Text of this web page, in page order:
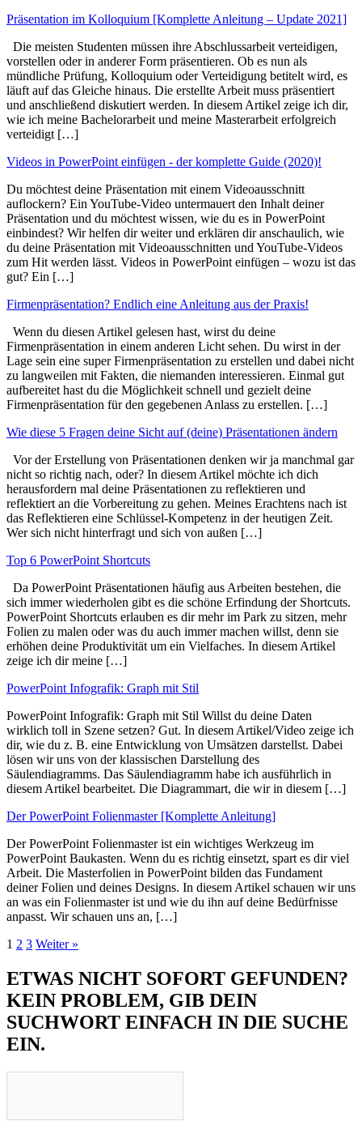
Präsentation im Kolloquium [Komplette Anleitung – Update 2021]
Die meisten Studenten müssen ihre Abschlussarbeit verteidigen,
vorstellen oder in anderer Form präsentieren. Ob es nun als
mündliche Prüfung, Kolloquium oder Verteidigung betitelt wird, es
läuft auf das Gleiche hinaus. Die erstellte Arbeit muss präsentiert
und anschließend diskutiert werden. In diesem Artikel zeige ich dir,
wie ich meine Bachelorarbeit und meine Masterarbeit erfolgreich
verteidigt […]
Videos in PowerPoint einfügen - der komplette Guide (2020)!
Du möchtest deine Präsentation mit einem Videoausschnitt
auflockern? Ein YouTube-Video untermauert den Inhalt deiner
Präsentation und du möchtest wissen, wie du es in PowerPoint
einbindest? Wir helfen dir weiter und erklären dir anschaulich, wie
du deine Präsentation mit Videoausschnitten und YouTube-Videos
zum Hit werden lässt. Videos in PowerPoint einfügen – wozu ist das
gut? Ein […]
Firmenpräsentation? Endlich eine Anleitung aus der Praxis!
Wenn du diesen Artikel gelesen hast, wirst du deine
Firmenpräsentation in einem anderen Licht sehen. Du wirst in der
Lage sein eine super Firmenpräsentation zu erstellen und dabei nicht
zu langweilen mit Fakten, die niemanden interessieren. Einmal gut
aufbereitet hast du die Möglichkeit schnell und gezielt deine
Firmenpräsentation für den gegebenen Anlass zu erstellen. […]
Wie diese 5 Fragen deine Sicht auf (deine) Präsentationen ändern
Vor der Erstellung von Präsentationen denken wir ja manchmal gar
nicht so richtig nach, oder? In diesem Artikel möchte ich dich
herausfordern mal deine Präsentationen zu reflektieren und
reflektiert an die Vorbereitung zu gehen. Meines Erachtens nach ist
das Reflektieren eine Schlüssel-Kompetenz in der heutigen Zeit.
Wer sich nicht hinterfragt und sich von außen […]
Top 6 PowerPoint Shortcuts
Da PowerPoint Präsentationen häufig aus Arbeiten bestehen, die
sich immer wiederholen gibt es die schöne Erfindung der Shortcuts.
PowerPoint Shortcuts erlauben es dir mehr im Park zu sitzen, mehr
Folien zu malen oder was du auch immer machen willst, denn sie
erhöhen deine Produktivität um ein Vielfaches. In diesem Artikel
zeige ich dir meine […]
PowerPoint Infografik: Graph mit Stil
PowerPoint Infografik: Graph mit Stil Willst du deine Daten
wirklich toll in Szene setzen? Gut. In diesem Artikel/Video zeige ich
dir, wie du z. B. eine Entwicklung von Umsätzen darstellst. Dabei
lösen wir uns von der klassischen Darstellung des
Säulendiagramms. Das Säulendiagramm habe ich ausführlich in
diesem Artikel bearbeitet. Die Diagrammart, die wir in diesem […]
Der PowerPoint Folienmaster [Komplette Anleitung]
Der PowerPoint Folienmaster ist ein wichtiges Werkzeug im
PowerPoint Baukasten. Wenn du es richtig einsetzt, spart es dir viel
Arbeit. Die Masterfolien in PowerPoint bilden das Fundament
deiner Folien und deines Designs. In diesem Artikel schauen wir uns
an was ein Folienmaster ist und wie du ihn auf deine Bedürfnisse
anpasst. Wir schauen uns an, […]
1 2 3 Weiter »
ETWAS NICHT SOFORT GEFUNDEN?
KEIN PROBLEM, GIB DEIN
SUCHWORT EINFACH IN DIE SUCHE
EIN.